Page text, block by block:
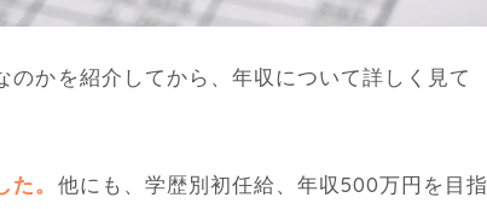
のかを紹介してから、年収について詳しく見て
。 他にも、学歴別初任給、年収500万円を目指